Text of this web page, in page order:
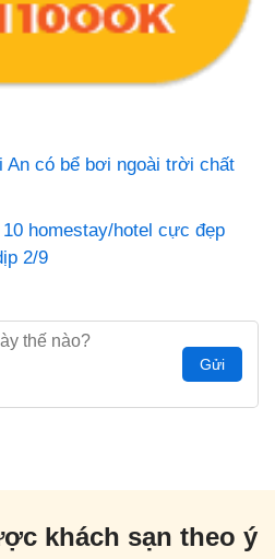
An có bể bơi ngoài trời chất
homestay/hotel cực đẹp
2/9
Gửi
khách sạn theo ý